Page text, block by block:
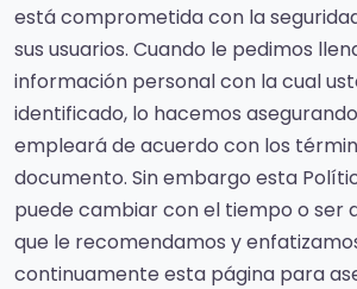
está comprometida con la
sus usuarios. Cuando le pedimos
información personal con la cual
identificado, lo hacemos
empleará de acuerdo con los
documento. Sin embargo esta
puede cambiar con el tiempo o ser
que le recomendamos y
continuamente esta página para